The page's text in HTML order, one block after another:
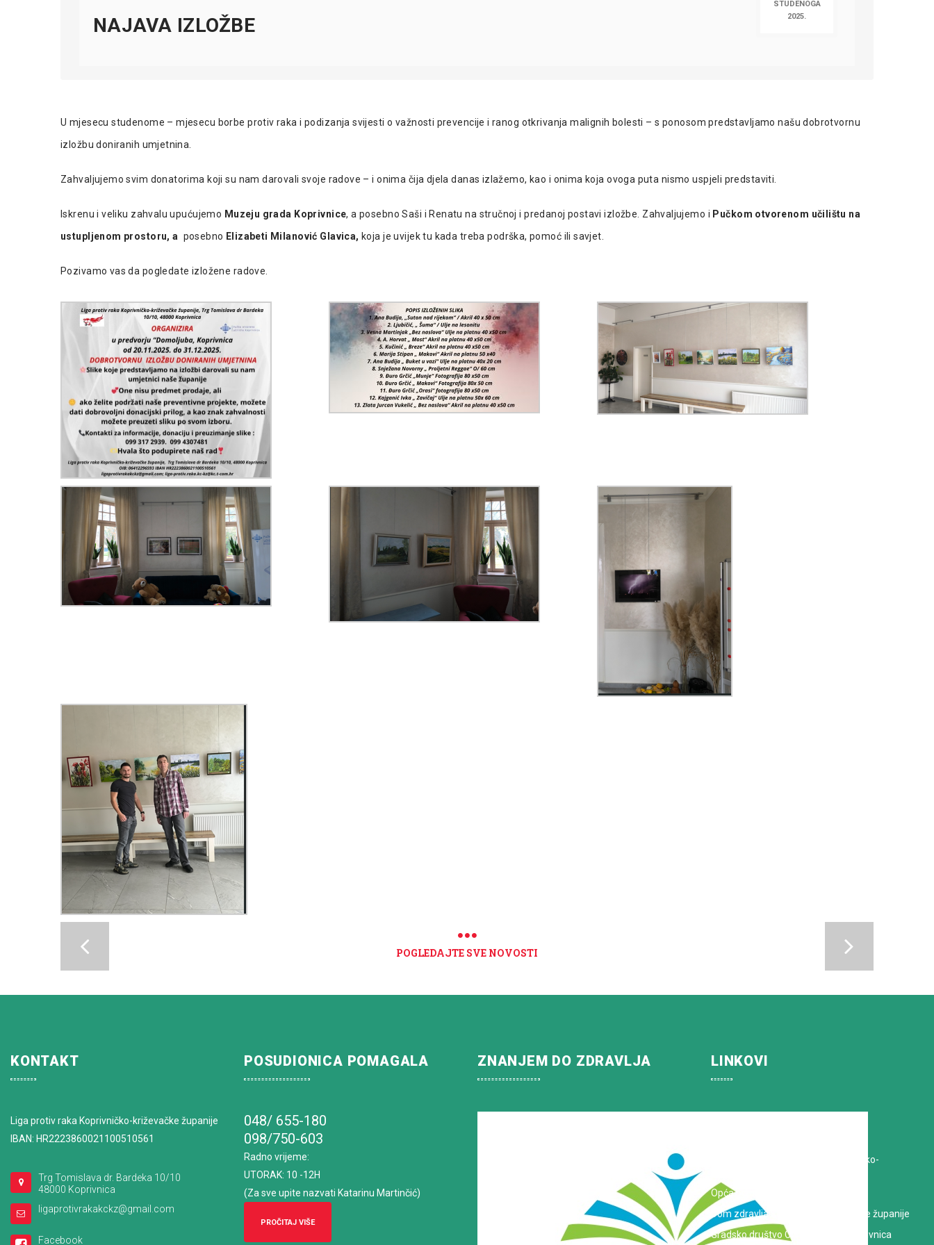
STUDENOGA
2025.
NAJAVA IZLOŽBE
U mjesecu studenome – mjesecu borbe protiv raka i podizanja svijesti o važnosti prevencije i ranog otkrivanja malignih bolesti – s ponosom predstavljamo našu dobrotvornu
izložbu doniranih umjetnina.
Zahvaljujemo svim donatorima koji su nam darovali svoje radove – i onima čija djela danas izlažemo, kao i onima koja ovoga puta nismo uspjeli predstaviti.
Iskrenu i veliku zahvalu upućujemo Muzeju grada Koprivnice, a posebno Saši i Renatu na stručnoj i predanoj postavi izložbe. Zahvaljujemo i Pučkom otvorenom učilištu na
ustupljenom prostoru, a posebno Elizabeti Milanović Glavica, koja je uvijek tu kada treba podrška, pomoć ili savjet.
Pozivamo vas da pogledate izložene radove.
POGLEDAJTE SVE NOVOSTI
KONTAKT
Liga protiv raka Koprivničko-križevačke županije
IBAN: HR2223860021100510561
Trg Tomislava dr. Bardeka 10/10
48000 Koprivnica
ligaprotivrakakckz@gmail.com
Facebook
POSUDIONICA POMAGALA
048/ 655-180
098/750-603
Radno vrijeme:
UTORAK: 10 -12H
(Za sve upite nazvati Katarinu Martinčić)
PROČITAJ VIŠE
ZNANJEM DO ZDRAVLJA LINKOVI
Zavod za javno zdravstvo Koprivničko-
Opća bolnica dr. Tomislav Bardek
Dom zdravlja Koprivničko-križevačke županije
Gradsko društvo Crvenog križa Koprivnica